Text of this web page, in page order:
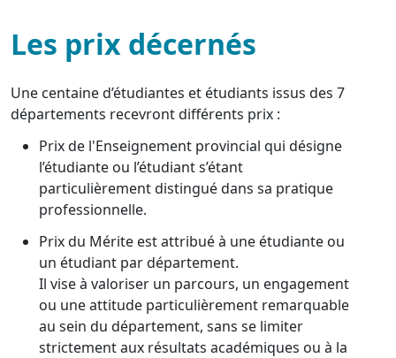
Les prix décernés
Une centaine d’étudiantes et étudiants issus des 7
départements recevront différents prix :
Prix de l'Enseignement provincial qui désigne
l’étudiante ou l’étudiant s’étant
particulièrement distingué dans sa pratique
professionnelle.
Prix du Mérite est attribué à une étudiante ou
un étudiant par département.
Il vise à valoriser un parcours, un engagement
ou une attitude particulièrement remarquable
au sein du département, sans se limiter
strictement aux résultats académiques ou à la